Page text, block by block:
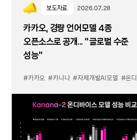
보도자료 2026.07.28
카카오, 경량 언어모델 4종
오픈소스로 공개... “글로벌 수준
성능”
#카카오 #카나나 #자체개발AI모델 #온디바이스